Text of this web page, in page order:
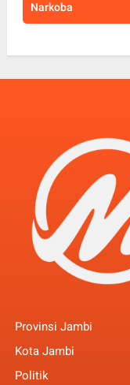
Narkoba
Provinsi Jambi
Kota Jambi
Politik